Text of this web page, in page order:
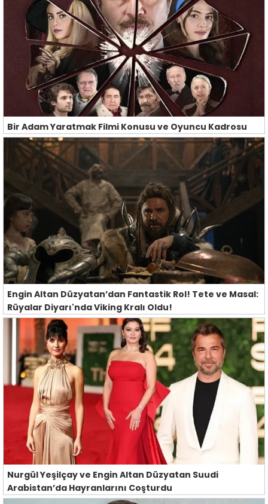
Bir Adam Yaratmak Filmi Konusu ve Oyuncu Kadrosu
Engin Altan Düzyatan’dan Fantastik Rol! Tete ve Masal:
Rüyalar Diyarı'nda Viking Kralı Oldu!
Nurgül Yeşilçay ve Engin Altan Düzyatan Suudi
Arabistan’da Hayranlarını Coşturdu